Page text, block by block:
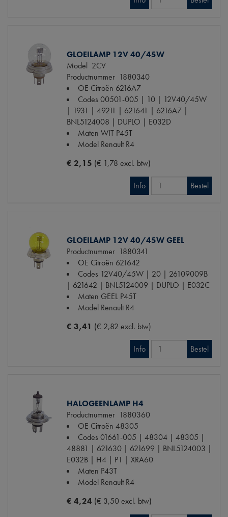
GLOEILAMP 12V 40/45W
Model 2CV
Productnummer 1880340
OE Citroën 6216A7
Codes 00501-005 | 10 | 12V40/45W
| 1931 | 49211 | 621641 | 6216A7 |
BNL5124008 | DUPLO | E032D
Maten WIT P45T
Model Renault R4
€ 2,15 (€ 1,78 excl. btw)
Info Bestel
GLOEILAMP 12V 40/45W GEEL
Productnummer 1880341
OE Citroën 621642
Codes 12V40/45W | 20 | 26109009B
| 621642 | BNL5124009 | DUPLO | E032C
Maten GEEL P45T
Model Renault R4
€ 3,41 (€ 2,82 excl. btw)
Info Bestel
HALOGEENLAMP H4
Productnummer 1880360
OE Citroën 48305
Codes 01661-005 | 48304 | 48305 |
48881 | 621630 | 621699 | BNL5124003 |
E032B | H4 | P1 | XRA60
Maten P43T
Model Renault R4
€ 4,24 (€ 3,50 excl. btw)